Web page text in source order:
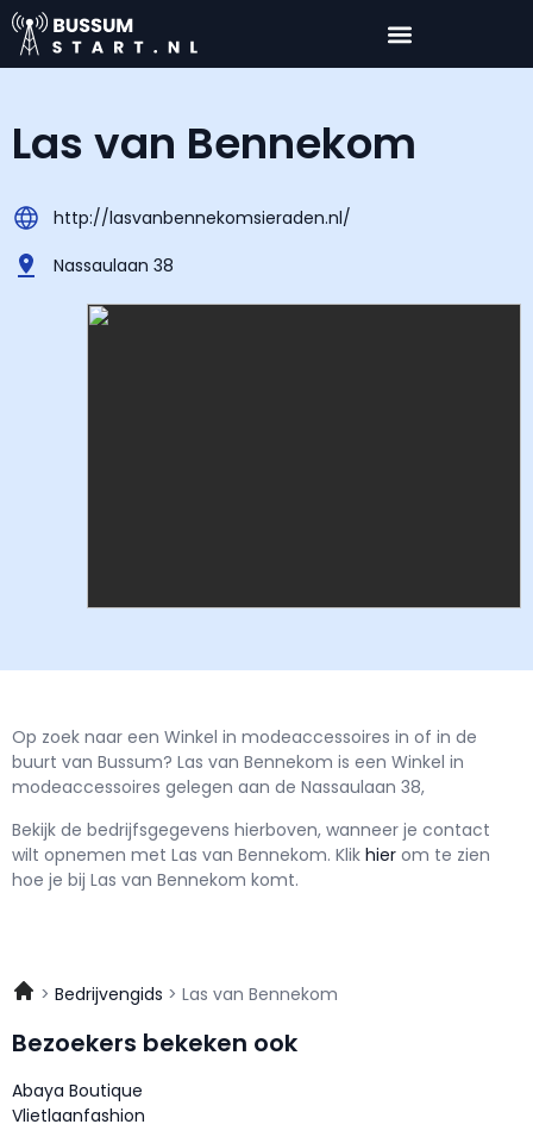
Las van Bennekom
http://lasvanbennekomsieraden.nl/
Nassaulaan 38
Op zoek naar een Winkel in modeaccessoires in of in de
buurt van Bussum? Las van Bennekom is een Winkel in
modeaccessoires gelegen aan de Nassaulaan 38,
Bekijk de bedrijfsgegevens hierboven, wanneer je contact
wilt opnemen met Las van Bennekom. Klik hier om te zien
hoe je bij Las van Bennekom komt.
Bedrijvengids Las van Bennekom
Bezoekers bekeken ook
Abaya Boutique
Vlietlaanfashion